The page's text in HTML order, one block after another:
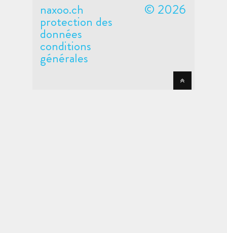
naxoo.ch
protection des
données
conditions
générales
© 2026